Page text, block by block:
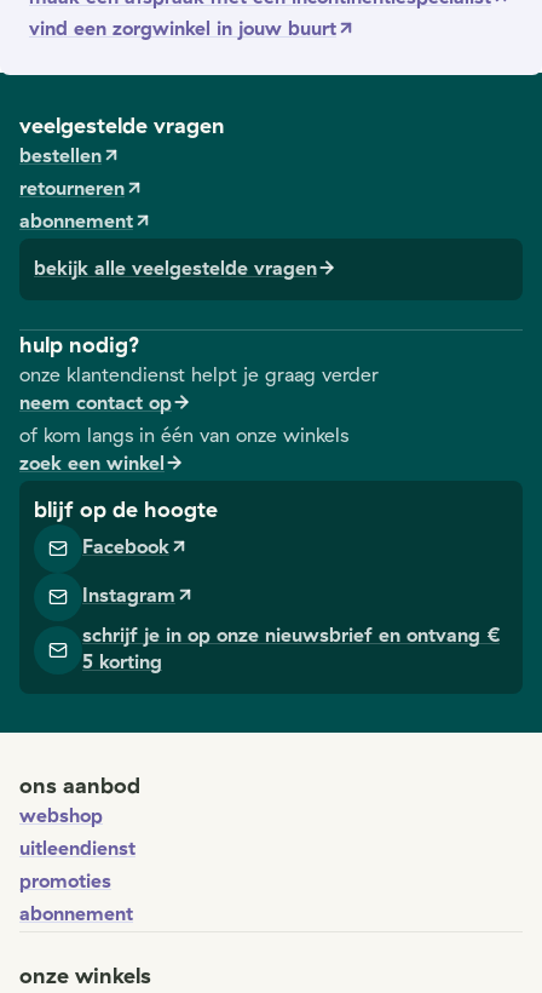
vind een zorgwinkel in jouw buurt
veelgestelde vragen
bestellen
retourneren
abonnement
bekijk alle veelgestelde vragen
hulp nodig?
onze klantendienst helpt je graag verder
neem contact op
of kom langs in één van onze winkels
zoek een winkel
blijf op de hoogte
Facebook
Instagram
schrijf je in op onze nieuwsbrief en ontvang €
5 korting
ons aanbod
webshop
uitleendienst
promoties
abonnement
onze winkels